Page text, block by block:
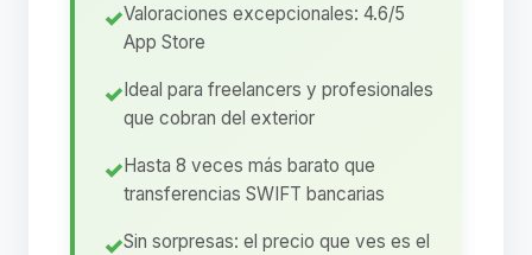
Valoraciones excepcionales: 4.6/5
App Store
Ideal para freelancers y profesionales
que cobran del exterior
Hasta 8 veces más barato que
transferencias SWIFT bancarias
Sin sorpresas: el precio que ves es el